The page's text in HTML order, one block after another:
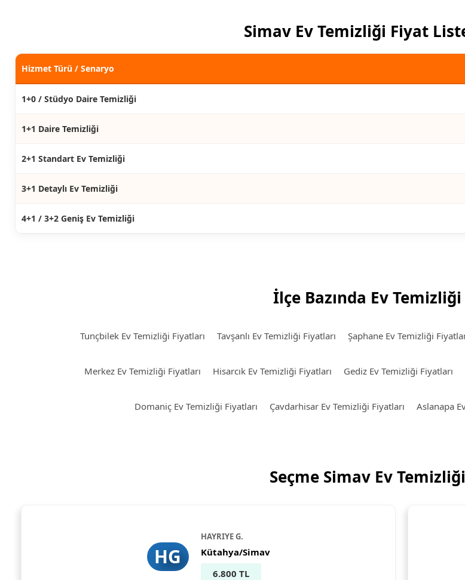
Simav Ev Temizliği Fiyat
Hizmet Türü / Senaryo
1+0 / Stüdyo Daire Temizliği
1+1 Daire Temizliği
2+1 Standart Ev Temizliği
3+1 Detaylı Ev Temizliği
4+1 / 3+2 Geniş Ev Temizliği
İlçe Bazında Ev
Tunçbilek Ev Temizliği Fiyatları Tavşanlı Ev Temizliği Fiyatları Şaphane Ev Temizliği
Merkez Ev Temizliği Fiyatları Hisarcık Ev Temizliği Fiyatları Gediz Ev Temizliği Fiyatları
Domaniç Ev Temizliği Fiyatları Çavdarhisar Ev Temizliği Fiyatları Aslanapa
Seçme Simav Ev
HG
HAYRIYE G.
Kütahya/Simav
6.800 TL